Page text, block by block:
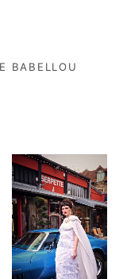
BABELLOU